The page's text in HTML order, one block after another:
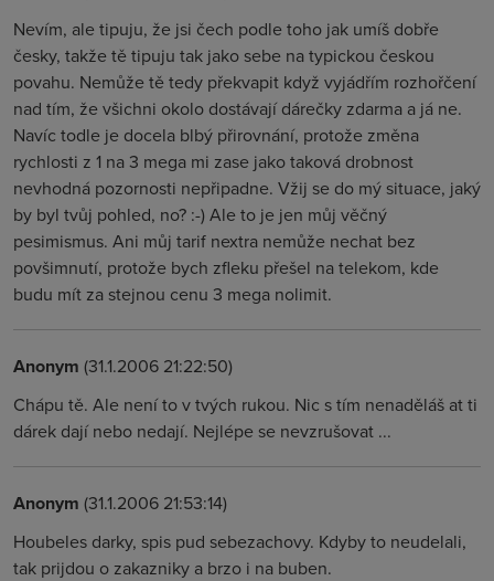
Nevím, ale tipuju, že jsi čech podle toho jak umíš dobře
česky, takže tě tipuju tak jako sebe na typickou českou
povahu. Nemůže tě tedy překvapit když vyjádřím rozhořčení
nad tím, že všichni okolo dostávají dárečky zdarma a já ne.
Navíc todle je docela blbý přirovnání, protože změna
rychlosti z 1 na 3 mega mi zase jako taková drobnost
nevhodná pozornosti nepřipadne. Vžij se do mý situace, jaký
by byl tvůj pohled, no? :-) Ale to je jen můj věčný
pesimismus. Ani můj tarif nextra nemůže nechat bez
povšimnutí, protože bych zfleku přešel na telekom, kde
budu mít za stejnou cenu 3 mega nolimit.
Anonym (31.1.2006 21:22:50)
Chápu tě. Ale není to v tvých rukou. Nic s tím nenaděláš at ti
dárek dají nebo nedají. Nejlépe se nevzrušovat ...
Anonym (31.1.2006 21:53:14)
Houbeles darky, spis pud sebezachovy. Kdyby to neudelali,
tak prijdou o zakazniky a brzo i na buben.